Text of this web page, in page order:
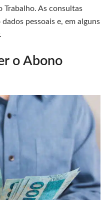
Trabalho. As consultas
pessoais e, em alguns
o Abono